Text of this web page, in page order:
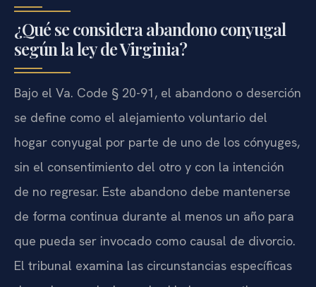
¿Qué se considera abandono conyugal
según la ley de Virginia?
Bajo el Va. Code § 20-91, el abandono o deserción
se define como el alejamiento voluntario del
hogar conyugal por parte de uno de los cónyuges,
sin el consentimiento del otro y con la intención
de no regresar. Este abandono debe mantenerse
de forma continua durante al menos un año para
que pueda ser invocado como causal de divorcio.
El tribunal examina las circunstancias específicas